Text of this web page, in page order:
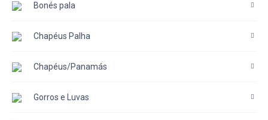
Bonés pala
Chapéus Palha
Chapéus/Panamás
Gorros e Luvas